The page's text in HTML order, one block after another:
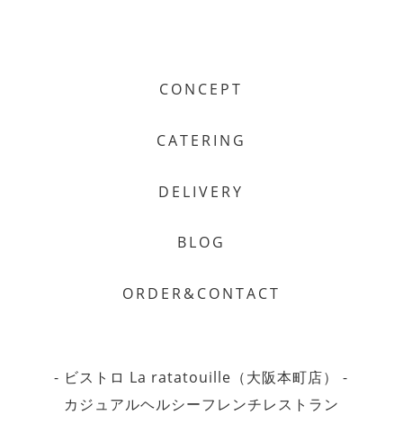
CONCEPT
CATERING
DELIVERY
BLOG
ORDER&CONTACT
- ビストロ La ratatouille（大阪本町店） -
カジュアルヘルシーフレンチレストラン